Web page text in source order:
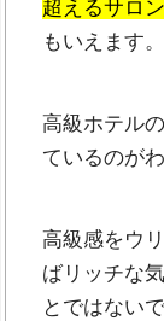
超えるサロ
もいえます。
高級ホテル
ているのが
高級感をウ
ばリッチな
とではない